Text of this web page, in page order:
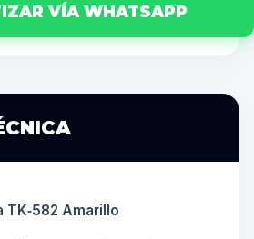
VÍA WHATSAPP
TK‑582 Amarillo